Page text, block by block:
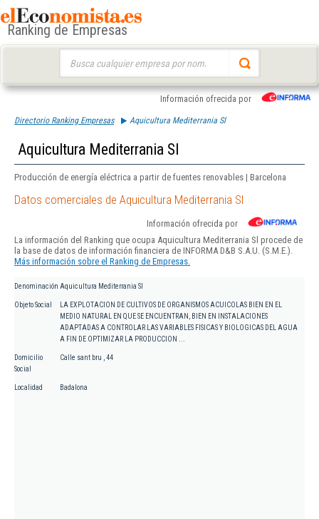
Ranking de Empresas
Información ofrecida por
Directorio Ranking Empresas Aquicultura Mediterrania Sl
Aquicultura Mediterrania Sl
Producción de energía eléctrica a partir de fuentes renovables | Barcelona
Datos comerciales de Aquicultura Mediterrania Sl
Información ofrecida por
La información del Ranking que ocupa Aquicultura Mediterrania Sl procede de
la base de datos de información financiera de INFORMA D&B S.A.U. (S.M.E.).
Más información sobre el Ranking de Empresas.
Denominación Aquicultura Mediterrania Sl
Objeto Social
LA EXPLOTACION DE CULTIVOS DE ORGANISMOS ACUICOLAS BIEN EN EL
MEDIO NATURAL EN QUE SE ENCUENTRAN, BIEN EN INSTALACIONES
ADAPTADAS A CONTROLAR LAS VARIABLES FISICAS Y BIOLOGICAS DEL AGUA
A FIN DE OPTIMIZAR LA PRODUCCION ...
Domicilio
Social
Calle sant bru , 44
Localidad Badalona